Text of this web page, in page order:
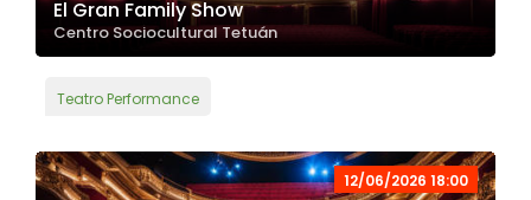
El Gran Family Show
Centro Sociocultural Tetuán
Teatro Performance
12/06/2026 18:00